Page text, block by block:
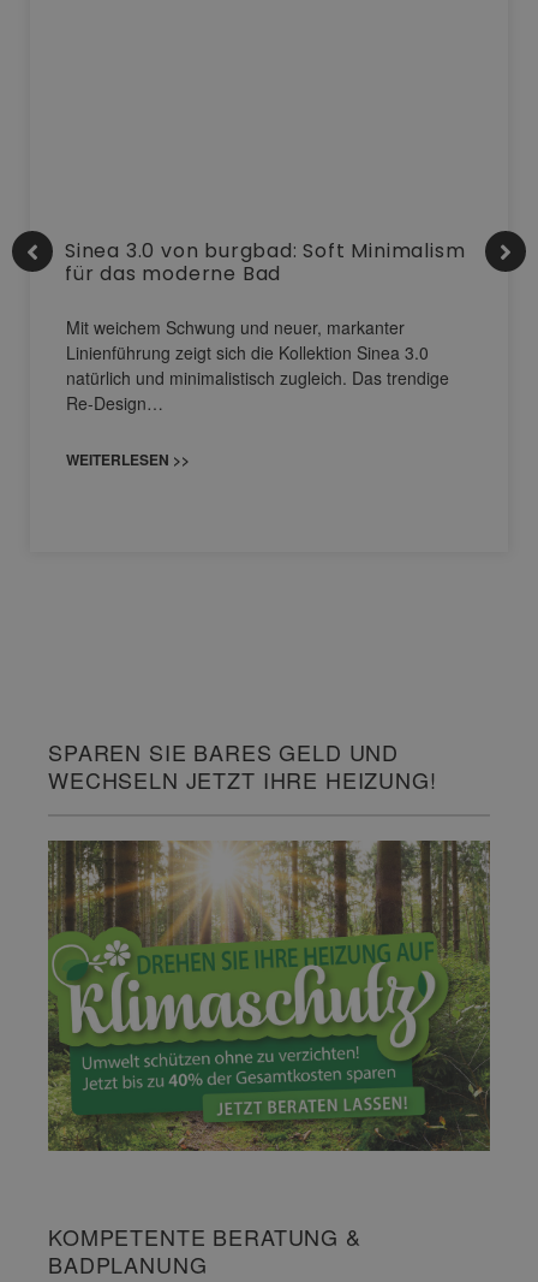
Sinea 3.0 von burgbad: Soft Minimalism
für das moderne Bad
Mit weichem Schwung und neuer, markanter
Linienführung zeigt sich die Kollektion Sinea 3.0
natürlich und minimalistisch zugleich. Das trendige
Re-Design…
WEITERLESEN >>
SPAREN SIE BARES GELD UND
WECHSELN JETZT IHRE HEIZUNG!
KOMPETENTE BERATUNG &
BADPLANUNG